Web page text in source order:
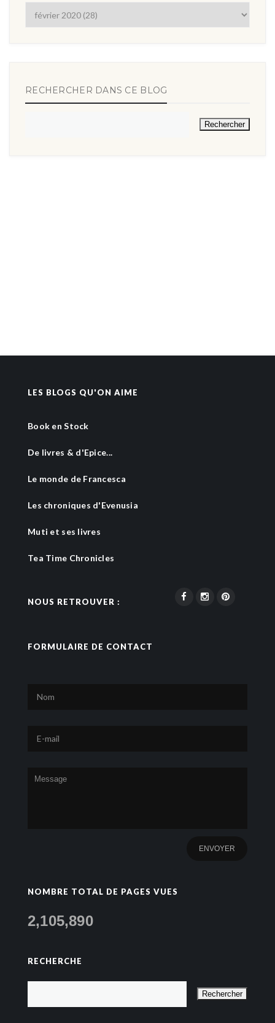
RECHERCHER DANS CE BLOG
LES BLOGS QU'ON AIME
Book en Stock
De livres & d'Epice...
Le monde de Francesca
Les chroniques d'Evenusia
Muti et ses livres
Tea Time Chronicles
NOUS RETROUVER :
FORMULAIRE DE CONTACT
NOMBRE TOTAL DE PAGES VUES
2,105,890
RECHERCHE